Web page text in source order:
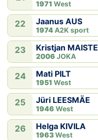
1971 West
22 Jaanus AUS
1974A2K sport
23 Kristjan MAISTE
2006 JOKA
24 Mati PILT
1951 West
25 Jüri LEESMÄE
1946 West
26 Helga KIVILA
1963West